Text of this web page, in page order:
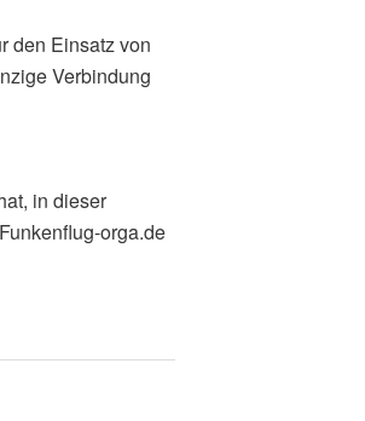
den Einsatz von
Verbindung
in dieser
orga.de